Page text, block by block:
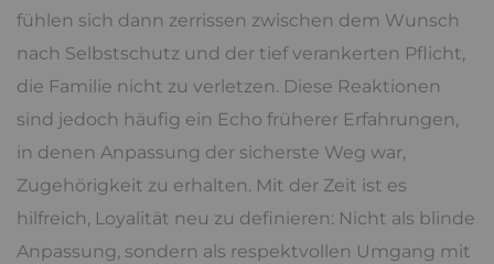
fühlen sich dann zerrissen zwischen dem Wunsch
nach Selbstschutz und der tief verankerten Pflicht,
die Familie nicht zu verletzen. Diese Reaktionen
sind jedoch häufig ein Echo früherer Erfahrungen,
in denen Anpassung der sicherste Weg war,
Zugehörigkeit zu erhalten. Mit der Zeit ist es
hilfreich, Loyalität neu zu definieren: Nicht als blinde
Anpassung, sondern als respektvollen Umgang mit